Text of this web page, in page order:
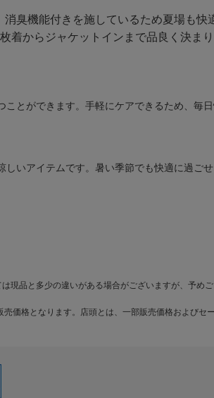
臭機能付きを施しているため夏場も快
着からジャケットインまで品良く決まり
ことができます。手軽にケアできるため、毎
いアイテムです。暑い季節でも快適に過ごせ
現品と多少の違いがある場合がございますが、予め
売価格となります。店頭とは、一部販売価格およびセ